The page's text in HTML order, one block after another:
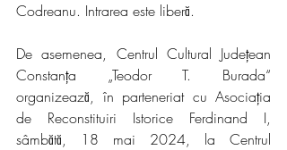
Codreanu. Intrarea este liberă.
De asemenea, Centrul Cultural Județean
Constanța „Teodor T. Burada“
organizează, în parteneriat cu Asociația
de Reconstituiri Istorice Ferdinand I,
sâmbătă, 18 mai 2024, la Centrul